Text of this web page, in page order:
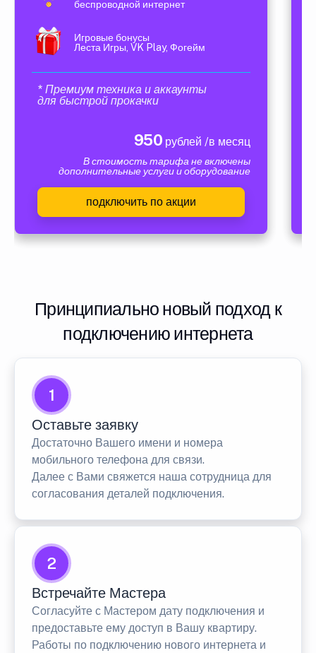
беспроводной интернет
Игровые бонусы
Леста Игры, VK Play, Фогейм
* Премиум техника и аккаунты
для быстрой прокачки
950 рублей /в месяц
В стоимость тарифа не включены
дополнительные услуги и оборудование
подключить по акции
Принципиально новый подход к
подключению интернета
1
Оставьте заявку
Достаточно Вашего имени и номера
мобильного телефона для связи.
Далее с Вами свяжется наша сотрудница для
согласования деталей подключения.
2
Встречайте Мастера
Согласуйте с Мастером дату подключения и
предоставьте ему доступ в Вашу квартиру.
Работы по подключению нового интернета и